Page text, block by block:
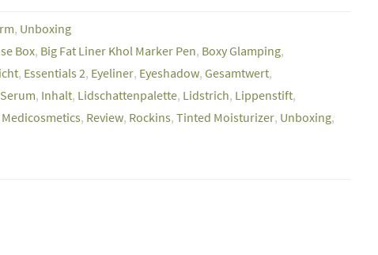
, Unboxing
Box, Big Fat Liner Khol Marker Pen, Boxy Glamping,
, Essentials 2, Eyeliner, Eyeshadow, Gesamtwert,
, Inhalt, Lidschattenpalette, Lidstrich, Lippenstift,
Medicosmetics, Review, Rockins, Tinted Moisturizer, Unboxing,